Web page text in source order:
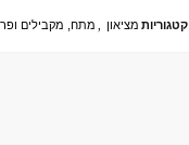
קטגוריות מציאון , מתח, מקבילים